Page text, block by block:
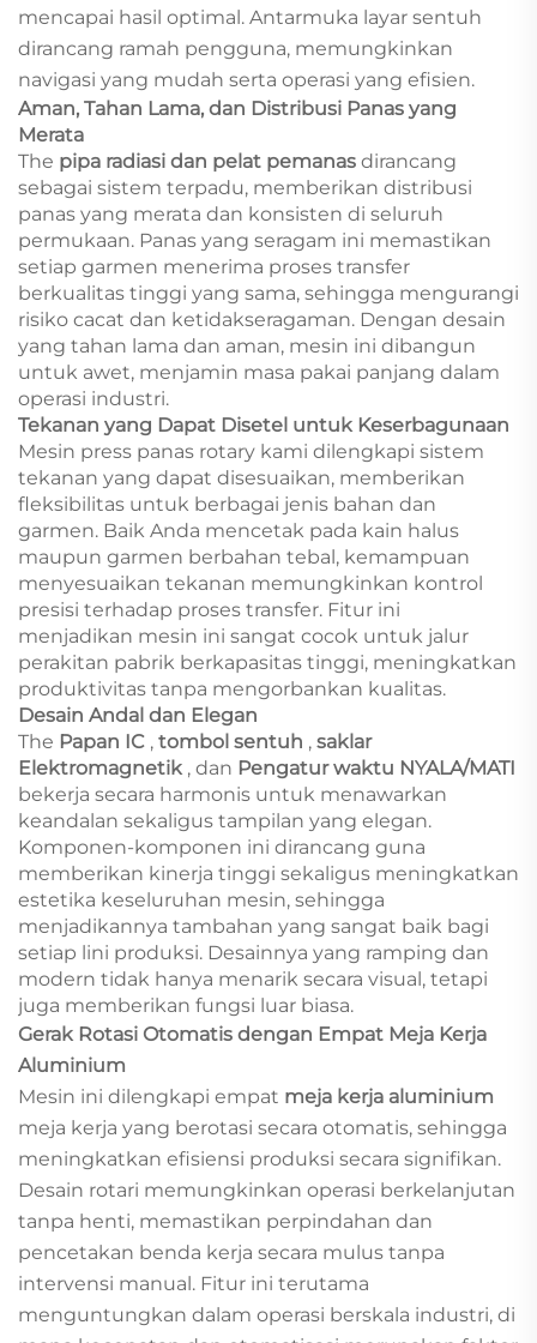
mencapai hasil optimal. Antarmuka layar sentuh
dirancang ramah pengguna, memungkinkan
navigasi yang mudah serta operasi yang efisien.
Aman, Tahan Lama, dan Distribusi Panas yang
Merata
The pipa radiasi dan pelat pemanas dirancang
sebagai sistem terpadu, memberikan distribusi
panas yang merata dan konsisten di seluruh
permukaan. Panas yang seragam ini memastikan
setiap garmen menerima proses transfer
berkualitas tinggi yang sama, sehingga mengurangi
risiko cacat dan ketidakseragaman. Dengan desain
yang tahan lama dan aman, mesin ini dibangun
untuk awet, menjamin masa pakai panjang dalam
operasi industri.
Tekanan yang Dapat Disetel untuk Keserbagunaan
Mesin press panas rotary kami dilengkapi sistem
tekanan yang dapat disesuaikan, memberikan
fleksibilitas untuk berbagai jenis bahan dan
garmen. Baik Anda mencetak pada kain halus
maupun garmen berbahan tebal, kemampuan
menyesuaikan tekanan memungkinkan kontrol
presisi terhadap proses transfer. Fitur ini
menjadikan mesin ini sangat cocok untuk jalur
perakitan pabrik berkapasitas tinggi, meningkatkan
produktivitas tanpa mengorbankan kualitas.
Desain Andal dan Elegan
The Papan IC , tombol sentuh , saklar
Elektromagnetik , dan Pengatur waktu NYALA/MATI
bekerja secara harmonis untuk menawarkan
keandalan sekaligus tampilan yang elegan.
Komponen-komponen ini dirancang guna
memberikan kinerja tinggi sekaligus meningkatkan
estetika keseluruhan mesin, sehingga
menjadikannya tambahan yang sangat baik bagi
setiap lini produksi. Desainnya yang ramping dan
modern tidak hanya menarik secara visual, tetapi
juga memberikan fungsi luar biasa.
Gerak Rotasi Otomatis dengan Empat Meja Kerja
Aluminium
Mesin ini dilengkapi empat meja kerja aluminium
meja kerja yang berotasi secara otomatis, sehingga
meningkatkan efisiensi produksi secara signifikan.
Desain rotari memungkinkan operasi berkelanjutan
tanpa henti, memastikan perpindahan dan
pencetakan benda kerja secara mulus tanpa
intervensi manual. Fitur ini terutama
menguntungkan dalam operasi berskala industri, di